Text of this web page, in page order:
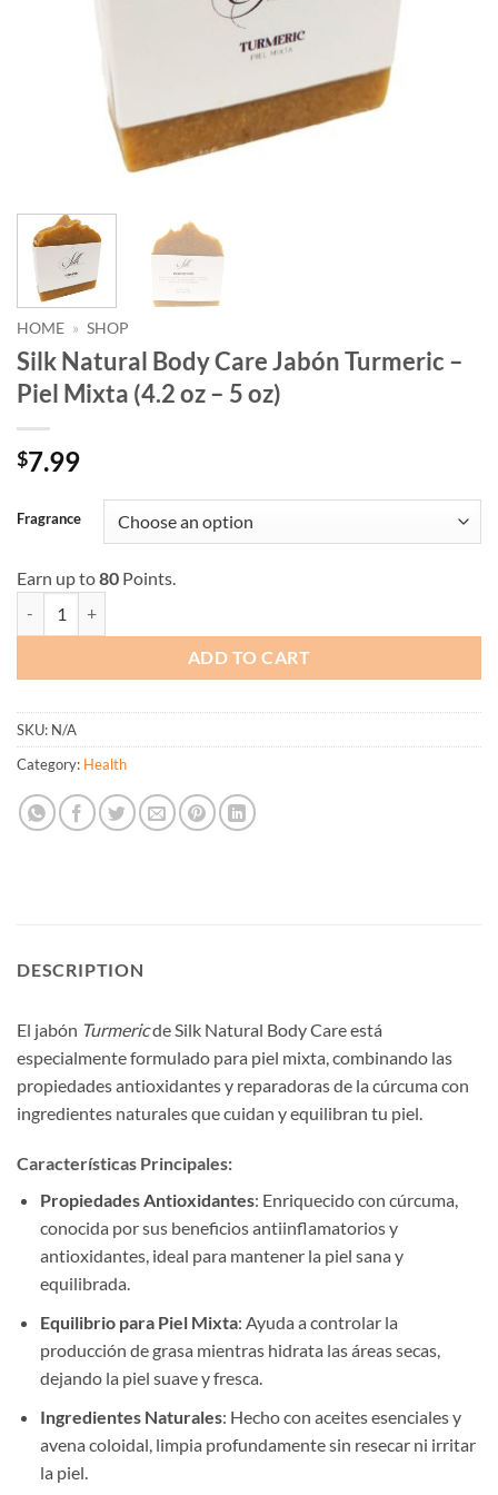
HOME » SHOP
Silk Natural Body Care Jabón Turmeric –
Piel Mixta (4.2 oz – 5 oz)
$7.99
Fragrance
Earn up to80 Points.
ADD TO CART
SKU: N/A
Category: Health
DESCRIPTION
El jabón Turmericde Silk Natural Body Care está
especialmente formulado para piel mixta, combinando las
propiedades antioxidantes y reparadoras de la cúrcuma con
ingredientes naturales que cuidan y equilibran tu piel.
Características Principales:
Propiedades Antioxidantes: Enriquecido con cúrcuma,
conocida por sus beneficios antiinflamatorios y
antioxidantes, ideal para mantener la piel sana y
equilibrada.
Equilibrio para Piel Mixta: Ayuda a controlar la
producción de grasa mientras hidrata las áreas secas,
dejando la piel suave y fresca.
Ingredientes Naturales: Hecho con aceites esenciales y
avena coloidal, limpia profundamente sin resecar ni irritar
la piel.